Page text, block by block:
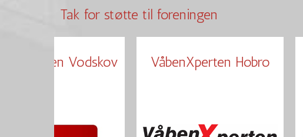
Tak for støtte til foreningen
Vodskov VåbenXperten Hobro